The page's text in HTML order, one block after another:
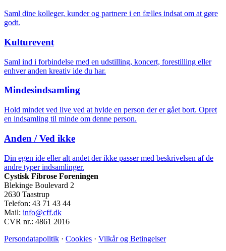
Saml dine kolleger, kunder og partnere i en fælles indsat om at gøre
godt.
Kulturevent
Saml ind i forbindelse med en udstilling, koncert, forestilling eller
enhver anden kreativ ide du har.
Mindesindsamling
Hold mindet ved live ved at hylde en person der er gået bort. Opret
en indsamling til minde om denne person.
Anden / Ved ikke
Din egen ide eller alt andet der ikke passer med beskrivelsen af de
andre typer indsamlinger.
Cystisk Fibrose Foreningen
Blekinge Boulevard 2
2630 Taastrup
Telefon: 43 71 43 44
Mail: info@cff.dk
CVR nr.: 4861 2016
Persondatapolitik · Cookies · Vilkår og Betingelser